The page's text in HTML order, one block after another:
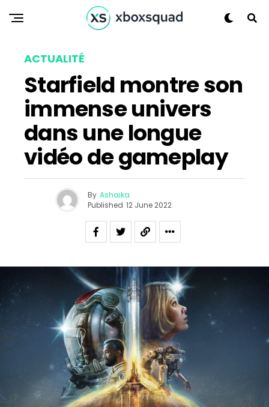
ACTUALITÉ
Starfield montre son
immense univers
dans une longue
vidéo de gameplay
By Ashaika
Published 12 June 2022